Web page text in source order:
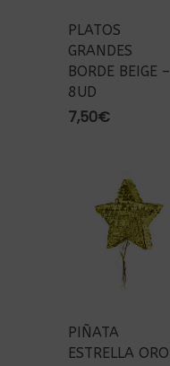
PLATOS
GRANDES
BORDE BEIGE –
8UD
7,50€
PIÑATA
ESTRELLA ORO